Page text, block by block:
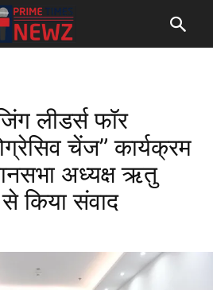
लीडर्स फॉर
चेंज” कार्यक्रम
अध्यक्ष ऋतु
किया संवाद